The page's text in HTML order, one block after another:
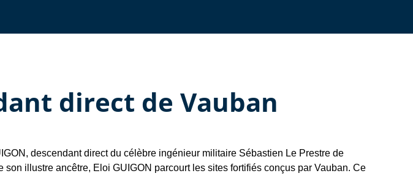
direct de Vauban
descendant direct du célèbre ingénieur militaire Sébastien Le Prestre de
illustre ancêtre, Eloi GUIGON parcourt les sites fortifiés conçus par Vauban. Ce